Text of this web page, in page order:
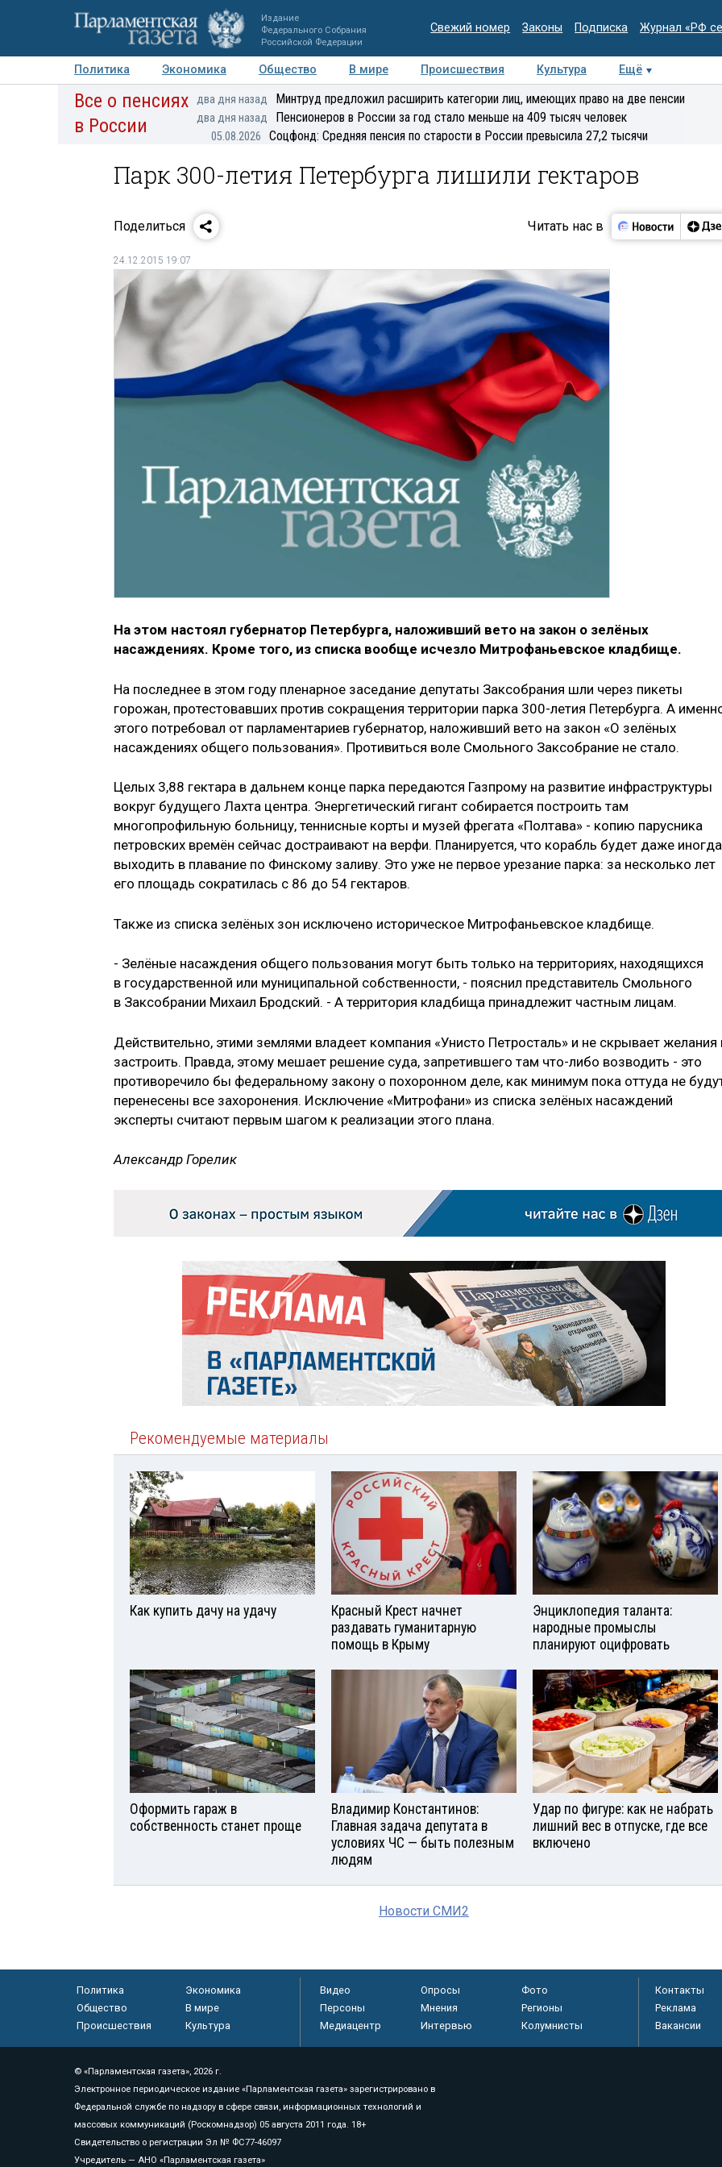
Издание
Федерального Собрания
Российской Федерации
Свежий номер Законы Подписка Журнал «РФ
Политика Экономика Общество В мире Происшествия Культура
Ещё
Авторы Персоны Мнения Регионы Медиацентр Интервью Колумнисты
Все о пенсиях
в России
два дня назад Минтруд предложил расширить категории лиц, имеющих право на две пенсии
два дня назад Пенсионеров в России за год стало меньше на 409 тысяч человек
05.08.2026 Соцфонд: Средняя пенсия по старости в России превысила 27,2 тысячи
Парк 300-летия Петербурга лишили гектаров
Поделиться Читать нас в
24.12.2015 19:07
На этом настоял губернатор Петербурга, наложивший вето на закон о зелёных
насаждениях. Кроме того, из списка вообще исчезло Митрофаньевское кладбище.
На последнее в этом году пленарное заседание депутаты Заксобрания шли через пикеты
горожан, протестовавших против сокращения территории парка 300-летия Петербурга. А
этого потребовал от парламентариев губернатор, наложивший вето на закон «О зелёных
насаждениях общего пользования». Противиться воле Смольного Заксобрание не стало.
Целых 3,88 гектара в дальнем конце парка передаются Газпрому на развитие инфраструктуры
вокруг будущего Лахта центра. Энергетический гигант собирается построить там
многопрофильную больницу, теннисные корты и музей фрегата «Полтава» - копию парусника
петровских времён сейчас достраивают на верфи. Планируется, что корабль будет даже иногда
выходить в плавание по Финскому заливу. Это уже не первое урезание парка: за несколько лет
его площадь сократилась с 86 до 54 гектаров.
Также из списка зелёных зон исключено историческое Митрофаньевское кладбище.
- Зелёные насаждения общего пользования могут быть только на территориях, находящихся
в государственной или муниципальной собственности, - пояснил представитель Смольного
в Заксобрании Михаил Бродский. - А территория кладбища принадлежит частным лицам.
Действительно, этими землями владеет компания «Унисто Петросталь» и не скрывает желания
застроить. Правда, этому мешает решение суда, запретившего там что-либо возводить - это
противоречило бы федеральному закону о похоронном деле, как минимум пока оттуда не
перенесены все захоронения. Исключение «Митрофани» из списка зелёных насаждений
эксперты считают первым шагом к реализации этого плана.
Александр Горелик
Рекомендуемые материалы
Как купить дачу на удачу
Красный Крест начнет
раздавать гуманитарную
помощь в Крыму
Энциклопедия таланта:
народные промыслы
планируют оцифровать
Оформить гараж в
собственность станет проще
Владимир Константинов:
Главная задача депутата в
условиях ЧС — быть полезным
людям
Удар по фигуре: как не набрать
лишний вес в отпуске, где все
включено
Новости СМИ2
Политика
Экономика
Общество
В мире
Происшествия
Культура
Видео Опросы
Фото
Персоны
Мнения
Регионы
Медиацентр
Интервью Колумнисты
Контакты
Реклама
Вакансии
© «Парламентская газета», 2026 г.
Электронное периодическое издание «Парламентская газета» зарегистрировано в
Федеральной службе по надзору в сфере связи, информационных технологий и
массовых коммуникаций (Роскомнадзор) 05 августа 2011 года. 18+
Свидетельство о регистрации Эл № ФС77-46097
Учредитель — АНО «Парламентская газета»